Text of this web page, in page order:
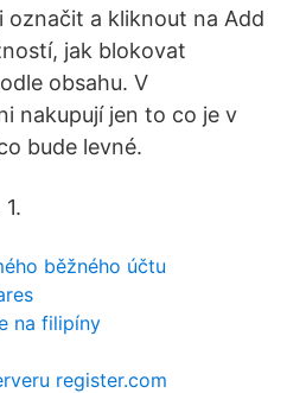
označit a kliknout na Add
jak blokovat
obsahu. V
nakupují jen to co je v
bude levné.
běžného účtu
na filipíny
register.com